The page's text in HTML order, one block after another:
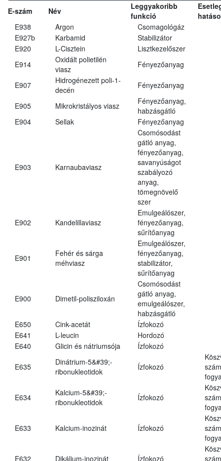
E-szám Név
Leggyakoribb
funkció
E938
Argon
Csomagológáz
E927b
Karbamid
Stabilizátor
E920
L-Cisztein
Lisztkezelőszer
E914
Oxidált polietilén
viasz
Fényezőanyag
E907
Hidrogénezett poli-1-
decén
Fényezőanyag
E905 Mikrokristályos viasz
Fényezőanyag,
habzásgátló
E904
Sellak Fényezőanyag
E903 Karnaubaviasz
Csomósodást
gátló anyag,
fényezőanyag,
savanyúságot
szabályozó
anyag,
tömegnövelő
szer
E902 Kandelillaviasz
Emulgeálószer,
fényezőanyag,
sűrítőanyag
E901
Fehér és sárga
méhviasz
Emulgeálószer,
fényezőanyag,
stabilizátor,
sűrítőanyag
E900 Dimetil-polisziloxán
Csomósodást
gátló anyag,
emulgeálószer,
habzásgátló
E650
Cink-acetát
Ízfokozó
E641
L-leucin
Hordozó
E640
Glicin és nátriumsója Ízfokozó
E635
Dinátrium-5&#39;-
ribonukleotidok
Ízfokozó
E634
Kalcium-5&#39;-
ribonukleotidok
Ízfokozó
E633 Kalcium-inozinát Ízfokozó
E632 Dikálium-inozinát Ízfokozó